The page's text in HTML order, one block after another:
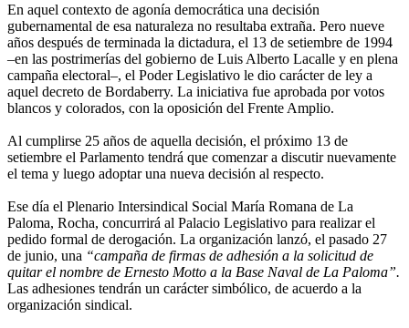
En aquel contexto de agonía democrática una decisión
gubernamental de esa naturaleza no resultaba extraña. Pero nueve
años después de terminada la dictadura, el 13 de setiembre de 1994
–en las postrimerías del gobierno de Luis Alberto Lacalle y en plena
campaña electoral–, el Poder Legislativo le dio carácter de ley a
aquel decreto de Bordaberry. La iniciativa fue aprobada por votos
blancos y colorados, con la oposición del Frente Amplio.
Al cumplirse 25 años de aquella decisión, el próximo 13 de
setiembre el Parlamento tendrá que comenzar a discutir nuevamente
el tema y luego adoptar una nueva decisión al respecto.
Ese día el Plenario Intersindical Social María Romana de La
Paloma, Rocha, concurrirá al Palacio Legislativo para realizar el
pedido formal de derogación. La organización lanzó, el pasado 27
de junio, una “campaña de firmas de adhesión a la solicitud de
quitar el nombre de Ernesto Motto a la Base Naval de La Paloma”.
Las adhesiones tendrán un carácter simbólico, de acuerdo a la
organización sindical.